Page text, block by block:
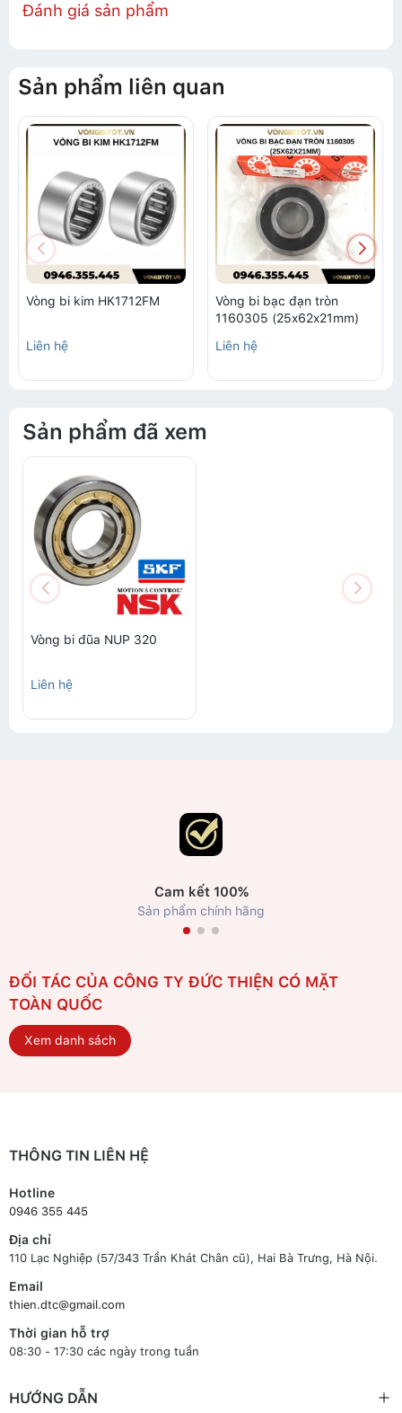
Đánh giá sản phẩm
Sản phẩm liên quan
Vòng bi kim HK1712FM
Liên hệ
Vòng bi bạc đạn tròn
1160305 (25x62x21mm)
Liên hệ
Sản phẩm đã xem
Vòng bi đũa NUP 320
Liên hệ
Cam kết 100%
Sản phẩm chính hãng
ĐỐI TÁC CỦA CÔNG TY ĐỨC THIỆN CÓ MẶT
TOÀN QUỐC
Xem danh sách
THÔNG TIN LIÊN HỆ
Hotline
0946 355 445
Địa chỉ
110 Lạc Nghiệp (57/343 Trần Khát Chân cũ), Hai Bà Trưng, Hà Nội.
Email
thien.dtc@gmail.com
Thời gian hỗ trợ
08:30 - 17:30 các ngày trong tuần
HƯỚNG DẪN